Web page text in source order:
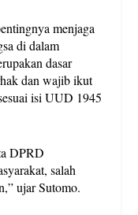
menjaga
di dalam
dasar
dan wajib ikut
isi UUD 1945
DPRD
salah
ujar Sutomo.